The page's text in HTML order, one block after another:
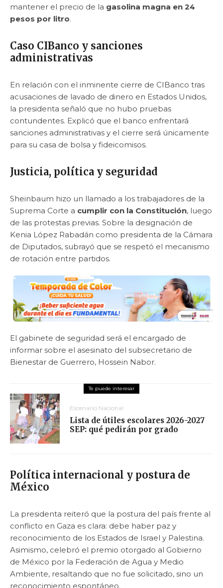
mantener el precio de la gasolina magna en 24
pesos por litro.
Caso CIBanco y sanciones
administrativas
En relación con el inminente cierre de CIBanco tras
acusaciones de lavado de dinero en Estados Unidos,
la presidenta señaló que no hubo pruebas
contundentes. Explicó que el banco enfrentará
sanciones administrativas y el cierre será únicamente
para su casa de bolsa y fideicomisos.
Justicia, política y seguridad
Sheinbaum hizo un llamado a los trabajadores de la
Suprema Corte a cumplir con la Constitución, luego
de las protestas previas. Sobre la designación de
Kenia López Rabadán como presidenta de la Cámara
de Diputados, subrayó que se respetó el mecanismo
de rotación entre partidos.
El gabinete de seguridad será el encargado de
informar sobre el asesinato del subsecretario de
Bienestar de Guerrero, Hossein Nabor.
Escenario Nacional
Lista de útiles escolares 2026-2027
SEP: qué pedirán por grado
Política internacional y postura de
México
La presidenta reiteró que la postura del país frente al
conflicto en Gaza es clara: debe haber paz y
reconocimiento de los Estados de Israel y Palestina.
Asimismo, celebró el premio otorgado al Gobierno
de México por la Federación de Agua y Medio
Ambiente, resaltando que no fue solicitado, sino un
reconocimiento espontáneo.